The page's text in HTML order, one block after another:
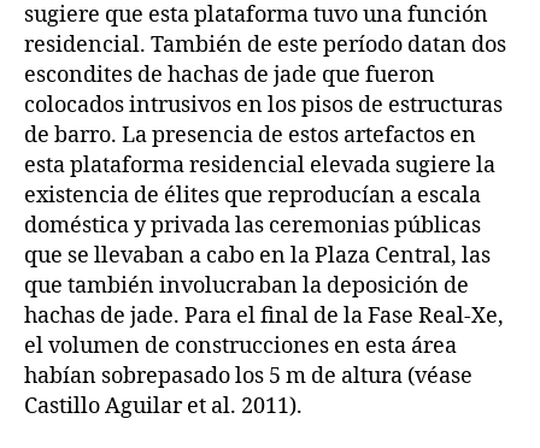
sugiere que esta plataforma tuvo una función
residencial. También de este período datan dos
escondites de hachas de jade que fueron
colocados intrusivos en los pisos de estructuras
de barro. La presencia de estos artefactos en
esta plataforma residencial elevada sugiere la
existencia de élites que reproducían a escala
doméstica y privada las ceremonias públicas
que se llevaban a cabo en la Plaza Central, las
que también involucraban la deposición de
hachas de jade. Para el final de la Fase Real-Xe,
el volumen de construcciones en esta área
habían sobrepasado los 5 m de altura (véase
Castillo Aguilar et al. 2011).